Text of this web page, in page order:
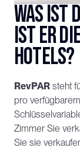
Was ist
ist er
Hotels?
RevPAR steht
pro
Zimmer Sie
Sie sie